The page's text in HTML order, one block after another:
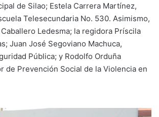
de Silao; Estela Carrera Martínez,
Telesecundaria No. 530. Asimismo,
Ledesma; la regidora Príscila
Juan José Segoviano Machuca,
Pública; y Rodolfo Orduña
de Prevención Social de la Violencia en